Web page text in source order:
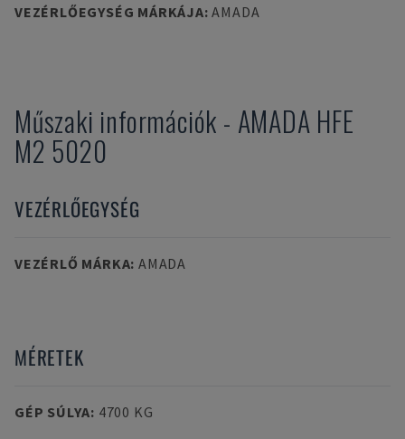
VEZÉRLŐEGYSÉG MÁRKÁJA:AMADA
Műszaki információk - AMADA HFE
M2 5020
VEZÉRLŐEGYSÉG
VEZÉRLŐ MÁRKA: AMADA
MÉRETEK
GÉP SÚLYA: 4700 KG